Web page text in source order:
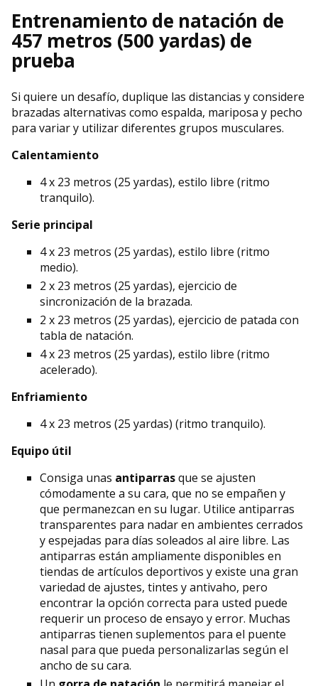
Entrenamiento de natación de
457 metros (500 yardas) de
prueba
Si quiere un desafío, duplique las distancias y considere
brazadas alternativas como espalda, mariposa y pecho
para variar y utilizar diferentes grupos musculares.
Calentamiento
4 x 23 metros (25 yardas), estilo libre (ritmo
tranquilo).
Serie principal
4 x 23 metros (25 yardas), estilo libre (ritmo
medio).
2 x 23 metros (25 yardas), ejercicio de
sincronización de la brazada.
2 x 23 metros (25 yardas), ejercicio de patada con
tabla de natación.
4 x 23 metros (25 yardas), estilo libre (ritmo
acelerado).
Enfriamiento
4 x 23 metros (25 yardas) (ritmo tranquilo).
Equipo útil
Consiga unas antiparrasque se ajusten
cómodamente a su cara, que no se empañen y
que permanezcan en su lugar. Utilice antiparras
transparentes para nadar en ambientes cerrados
y espejadas para días soleados al aire libre. Las
antiparras están ampliamente disponibles en
tiendas de artículos deportivos y existe una gran
variedad de ajustes, tintes y antivaho, pero
encontrar la opción correcta para usted puede
requerir un proceso de ensayo y error. Muchas
antiparras tienen suplementos para el puente
nasal para que pueda personalizarlas según el
ancho de su cara.